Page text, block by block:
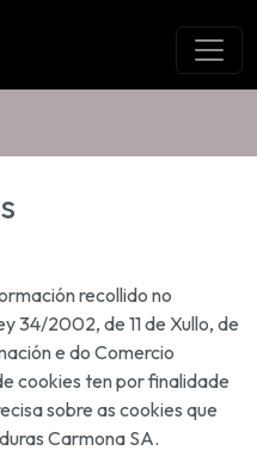
recollido no
34/2002, de 11 de Xullo, de
e do Comercio
cookies ten por finalidade
sobre as cookies que
Carmona SA.